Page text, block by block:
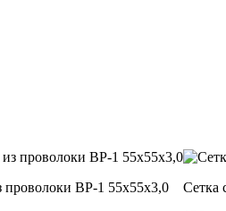
проволоки ВР-1 55х55х3,0
Сетка